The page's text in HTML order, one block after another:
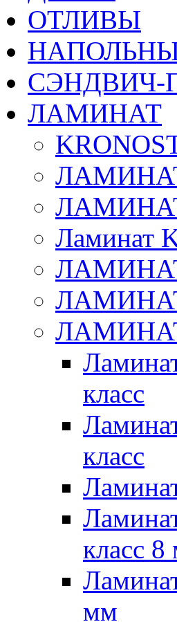
ОТЛИВЫ
СЭНДВИЧ-
ЛАМИНАТ
Ламинат
ЛАМИНАТ
класс
класс
класс
мм